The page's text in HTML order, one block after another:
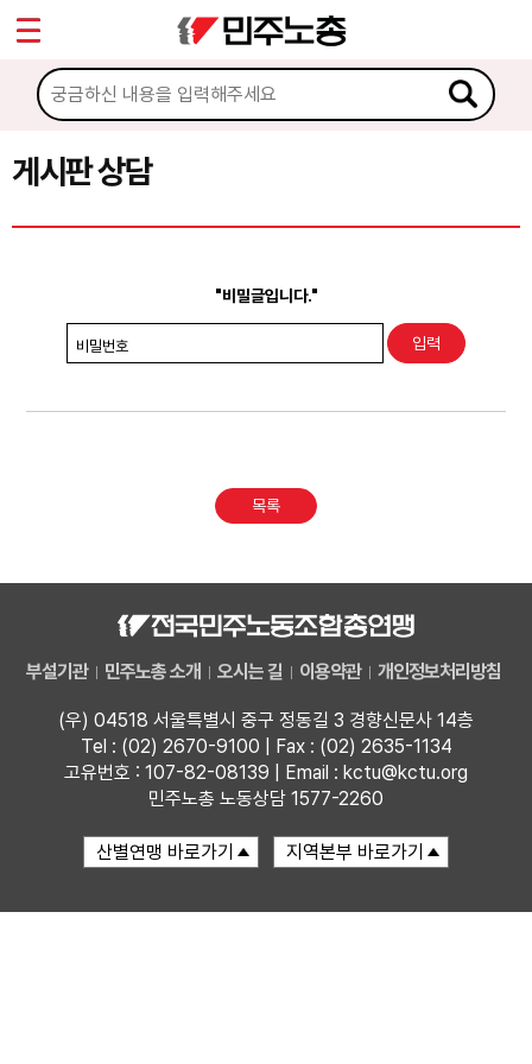
게시판 상담
"비밀글입니다."
비밀번호
목록
부설기관 민주노총 소개 오시는 길 이용약관 개인정보처리방침
(우) 04518 서울특별시 중구 정동길 3 경향신문사 14층
Tel : (02) 2670-9100 | Fax : (02) 2635-1134
고유번호 : 107-82-08139 | Email : kctu@kctu.org
민주노총 노동상담 1577-2260
마이페이지
소개
소식
노동상담
권리찾기수첩 검색
찾아보기
Sketchbook5, 스케치북5
Sketchbook5, 스케치북5